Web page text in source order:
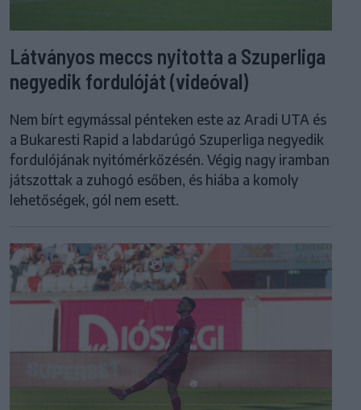
Látványos meccs nyitotta a Szuperliga
negyedik fordulóját (videóval)
Nem bírt egymással pénteken este az Aradi UTA és
a Bukaresti Rapid a labdarúgó Szuperliga negyedik
fordulójának nyitómérkőzésén. Végig nagy iramban
játszottak a zuhogó esőben, és hiába a komoly
lehetőségek, gól nem esett.